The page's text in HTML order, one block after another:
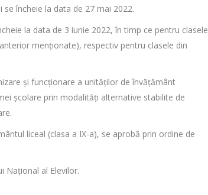
încheie la data de 27 mai 2022.
la data de 3 iunie 2022, în timp ce pentru clasele
menționate), respectiv pentru clasele din
și funcționare a unităților de învățământ
școlare prin modalități alternative stabilite de
liceal (clasa a IX-a), se aprobă prin ordine de
Național al Elevilor.